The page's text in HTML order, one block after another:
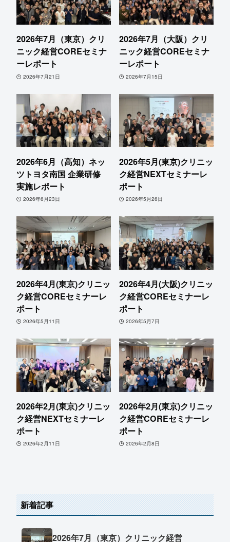
2026年7月（東京）クリ
ニック経営COREセミナ
ーレポート
2026年7月21日
2026年7月（大阪）クリ
ニック経営COREセミナ
ーレポート
2026年7月15日
2026年6月（高知）ネッ
ツトヨタ南国 企業研修
実施レポート
2026年6月23日
2026年5月(東京)クリニッ
ク経営NEXTセミナーレ
ポート
2026年5月26日
2026年4月(東京)クリニッ
ク経営COREセミナーレ
ポート
2026年5月11日
2026年4月(大阪)クリニッ
ク経営COREセミナーレ
ポート
2026年5月7日
2026年2月(東京)クリニッ
ク経営NEXTセミナーレ
ポート
2026年2月11日
2026年2月(東京)クリニッ
ク経営COREセミナーレ
ポート
2026年2月8日
新着記事
2026年7月（東京）クリニック経営